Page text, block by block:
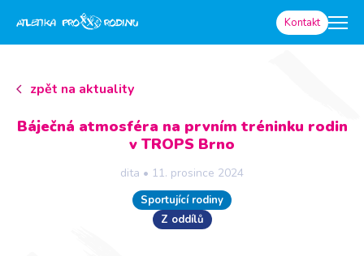
Kontakt
zpět na aktuality
Báječná atmosféra na prvním tréninku rodin
v TROPS Brno
dita • 11. prosince 2024
Sportující rodiny
Z oddílů